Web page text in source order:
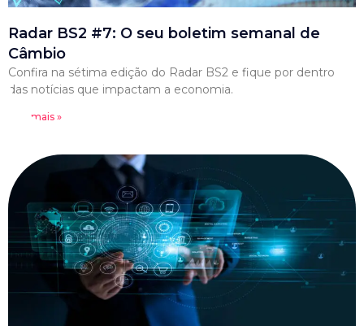
Radar BS2 #7: O seu boletim semanal de
Câmbio
Confira na sétima edição do Radar BS2 e fique por dentro
das notícias que impactam a economia.
Leia mais »